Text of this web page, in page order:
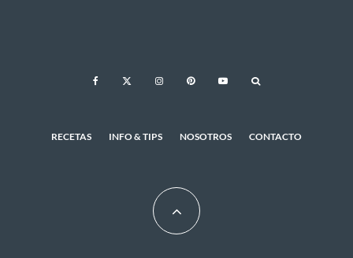
RECETAS INFO & TIPS NOSOTROS CONTACTO